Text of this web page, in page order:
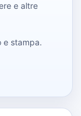
e altre
e stampa.